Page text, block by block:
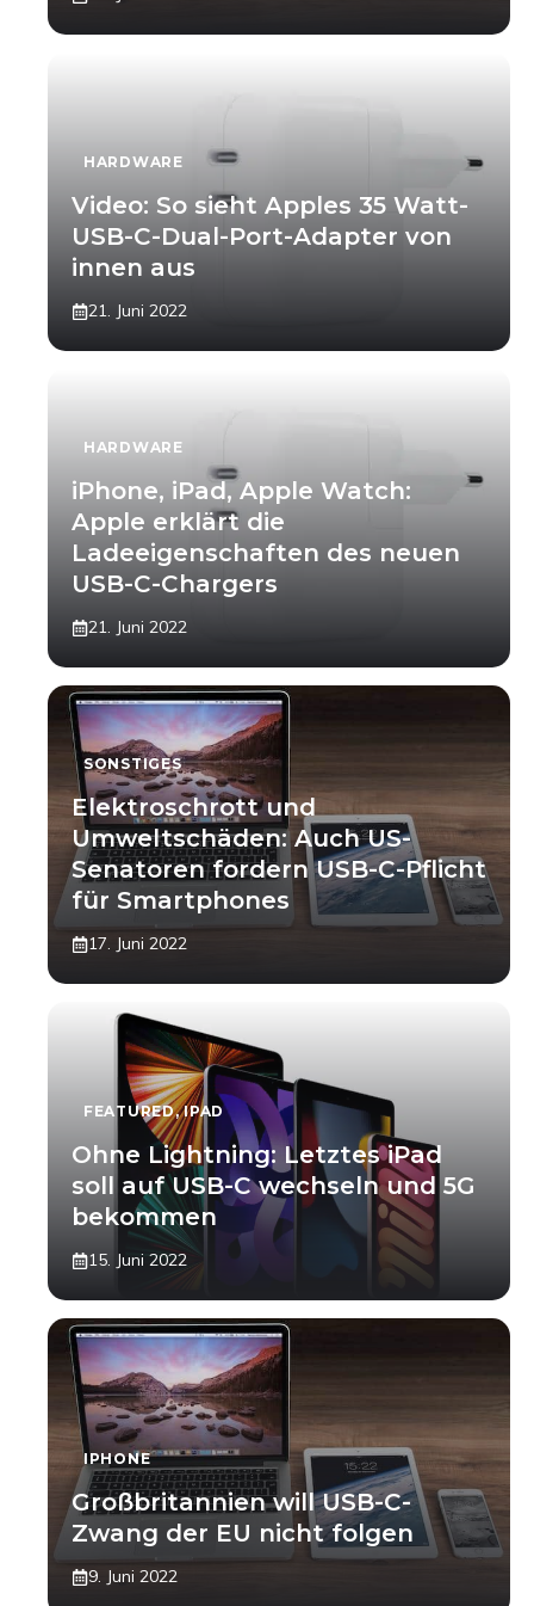
HARDWARE
Video: So sieht Apples 35 Watt-
USB-C-Dual-Port-Adapter von
innen aus
21. Juni 2022
HARDWARE
iPhone, iPad, Apple Watch:
Apple erklärt die
Ladeeigenschaften des neuen
USB-C-Chargers
21. Juni 2022
SONSTIGES
Elektroschrott und
Umweltschäden: Auch US-
Senatoren fordern USB-C-Pflicht
für Smartphones
17. Juni 2022
FEATURED,IPAD
Ohne Lightning: Letztes iPad
soll auf USB-C wechseln und 5G
bekommen
15. Juni 2022
IPHONE
Großbritannien will USB-C-
Zwang der EU nicht folgen
9. Juni 2022